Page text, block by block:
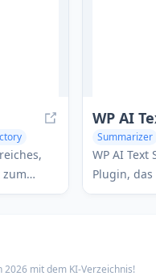
WP AI
Summarizer
WP AI Text
Plugin,
um mit nur
2026 mit dem KI-Verzeichnis!